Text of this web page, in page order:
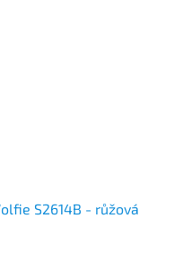
S2614B - růžová